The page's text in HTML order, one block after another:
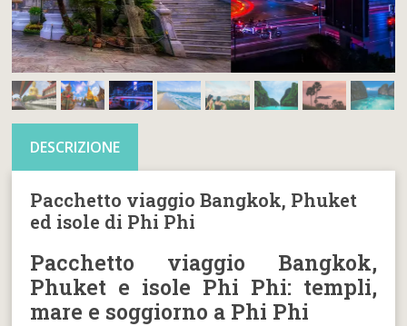
DESCRIZIONE
Pacchetto viaggio Bangkok, Phuket
ed isole di Phi Phi
Pacchetto viaggio Bangkok,
Phuket e isole Phi Phi: templi,
mare e soggiorno a Phi Phi